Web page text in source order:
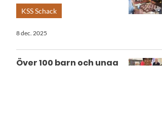
KSS Schack
8 dec. 2025
Över 100 barn och unga